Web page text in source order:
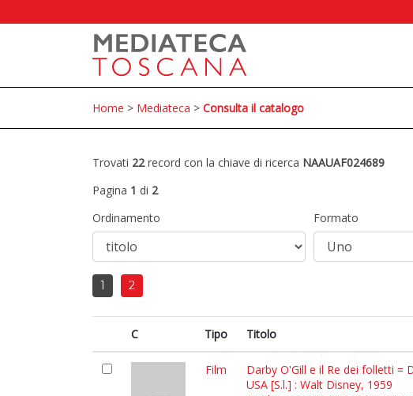
Home > Mediateca > Consulta il catalogo
Trovati 22record con la chiave di ricerca NAAUAF024689
Pagina 1 di 2
Ordinamento
Formato
1 2
C Tipo Titolo
Film
Darby O'Gill e il Re dei folletti =
USA [S.l.] : Walt Disney, 1959